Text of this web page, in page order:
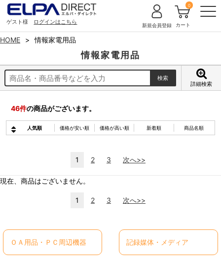
ゲスト様 ログインはこちら 新規会員登録 カート
0
HOME 情報家電用品
情報家電用品
詳細検索
46件の商品がございます。
人気順 価格が安い順 価格が高い順 新着順 商品名順
1 2 3 次へ>>
現在、商品はございません。
1 2 3 次へ>>
ＯＡ用品・ＰＣ周辺機器 記録媒体・メディア